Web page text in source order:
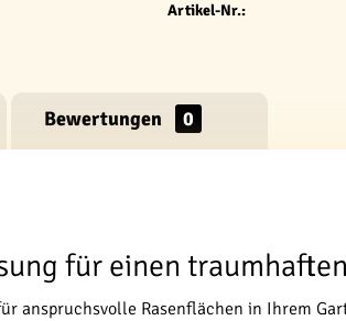
Artikel-Nr.:
Bewertungen 0
für einen
anspruchsvolle Rasenflächen in Ihrem